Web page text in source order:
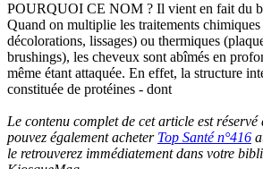
POURQUOI CE NOM ? Il vient en fait du
Quand on multiplie les traitements
décolorations, lissages) ou thermiques
brushings), les cheveux sont abîmés en
même étant attaquée. En effet, la structure
constituée de protéines - dont
Le contenu complet de cet article est réservé
pouvez également acheter Top Santé n°416
le retrouverez immédiatement dans votre